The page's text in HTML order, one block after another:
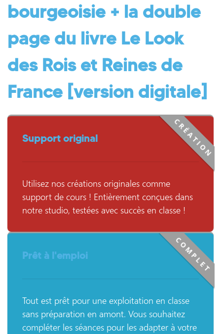
bourgeoisie + la double
page du livre Le Look
des Rois et Reines de
France [version digitale]
CRÉATION
Support original
Utilisez nos créations originales comme
support de cours ! Entièrement conçues dans
notre studio, testées avec succès en classe !
COMPLET
Prêt à l'emploi
Tout est prêt pour une exploitation en classe
sans préparation en amont. Vous souhaitez
compléter les séances pour les adapter à votre